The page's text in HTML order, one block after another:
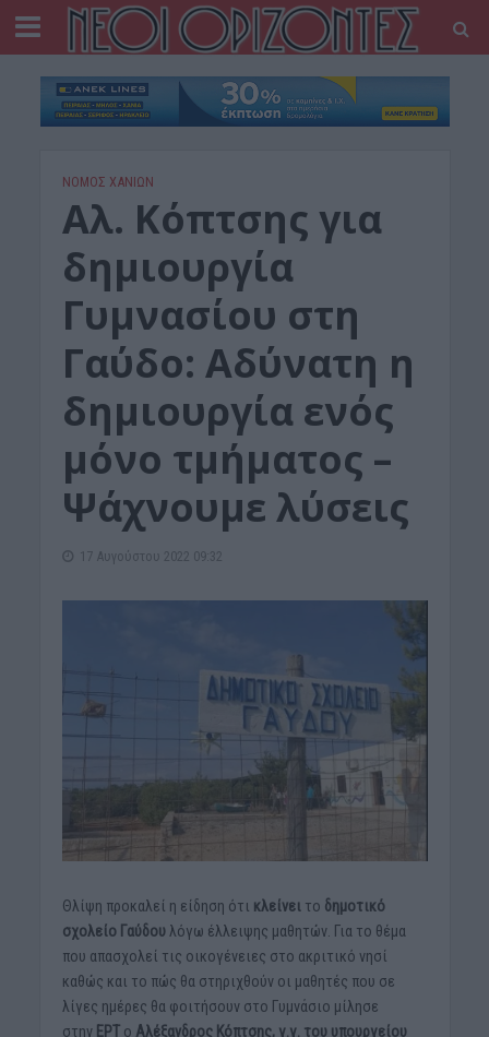
ΝΟΜΌΣ ΧΑΝΊΩΝ
Αλ. Κόπτσης για
δημιουργία
Γυμνασίου στη
Γαύδο: Αδύνατη η
δημιουργία ενός
μόνο τμήματος –
Ψάχνουμε λύσεις
17 Αυγούστου 2022 09:32
Θλίψη προκαλεί η είδηση ότι κλείνει το δημοτικό
σχολείο Γαύδου λόγω έλλειψης μαθητών. Για το θέμα
που απασχολεί τις οικογένειες στο ακριτικό νησί
καθώς και το πώς θα στηριχθούν οι μαθητές που σε
λίγες ημέρες θα φοιτήσουν στο Γυμνάσιο μίλησε
στηνΕΡΤο Αλέξανδρος Κόπτσης, γ.γ. του υπουργείου